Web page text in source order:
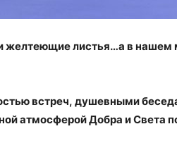
желтеющие листья…а в
встреч, душевными
атмосферой Добра и Света